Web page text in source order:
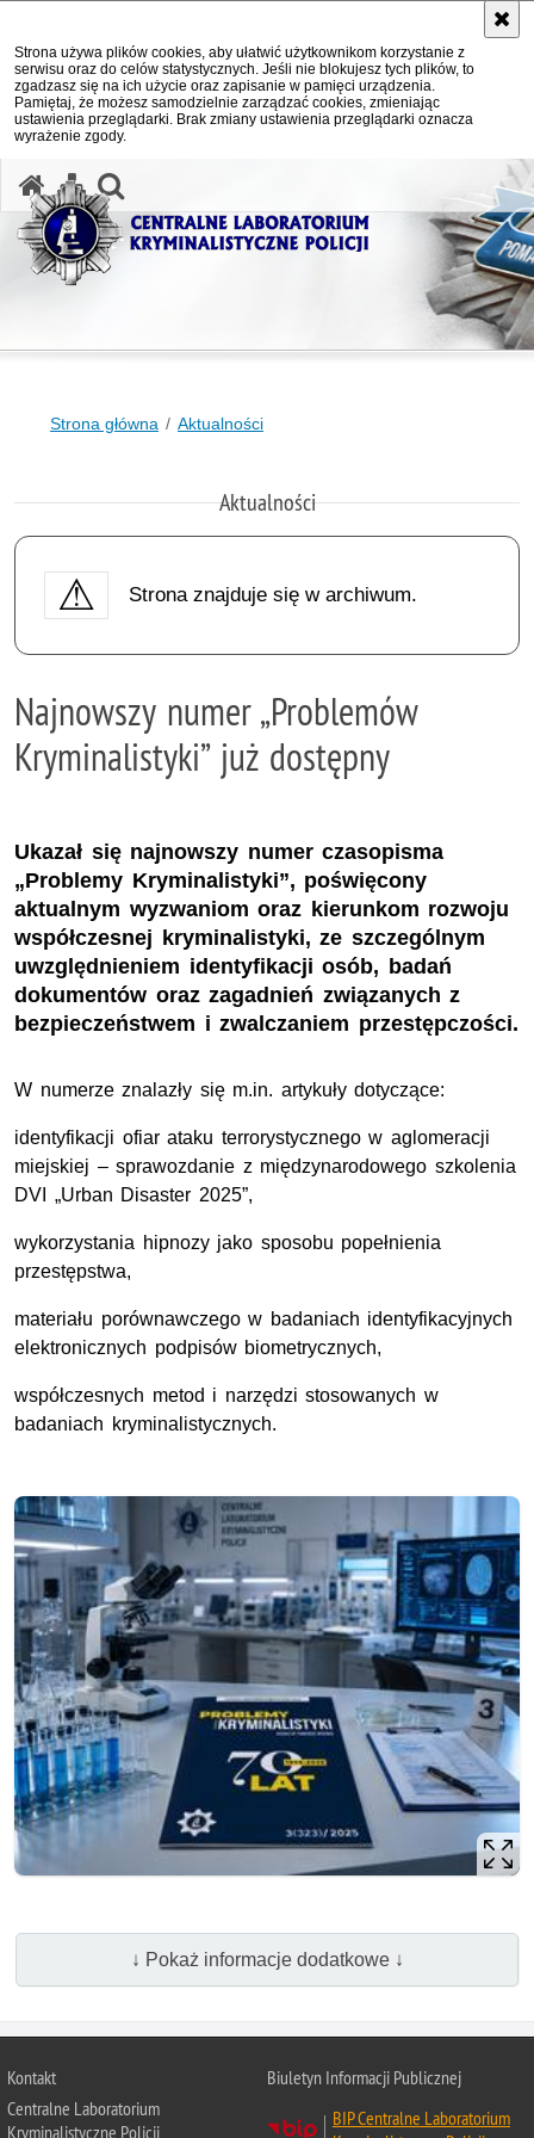
Strona używa plików cookies, aby ułatwić użytkownikom korzystanie z
serwisu oraz do celów statystycznych. Jeśli nie blokujesz tych plików, to
zgadzasz się na ich użycie oraz zapisanie w pamięci urządzenia.
Pamiętaj, że możesz samodzielnie zarządzać cookies, zmieniając
ustawienia przeglądarki. Brak zmiany ustawienia przeglądarki oznacza
wyrażenie zgody.
Strona główna Aktualności
Aktualności
Strona znajduje się w archiwum.
Najnowszy numer „Problemów
Kryminalistyki” już dostępny
Ukazał się najnowszy numer czasopisma
„Problemy Kryminalistyki”, poświęcony
aktualnym wyzwaniom oraz kierunkom rozwoju
współczesnej kryminalistyki, ze szczególnym
uwzględnieniem identyfikacji osób, badań
dokumentów oraz zagadnień związanych z
bezpieczeństwem i zwalczaniem przestępczości.
W numerze znalazły się m.in. artykuły dotyczące:
identyfikacji ofiar ataku terrorystycznego w aglomeracji
miejskiej – sprawozdanie z międzynarodowego szkolenia
DVI „Urban Disaster 2025”,
wykorzystania hipnozy jako sposobu popełnienia
przestępstwa,
materiału porównawczego w badaniach identyfikacyjnych
elektronicznych podpisów biometrycznych,
współczesnych metod i narzędzi stosowanych w
badaniach kryminalistycznych.
↓ Pokaż informacje dodatkowe ↓
Kontakt
Centralne Laboratorium
Kryminalistyczne Policji
Biuletyn Informacji Publicznej
BIP Centralne Laboratorium